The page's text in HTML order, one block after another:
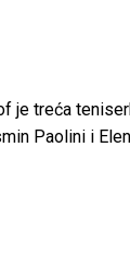
je treća
Paolini i